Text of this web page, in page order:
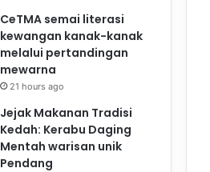
CeTMA semai literasi
kewangan kanak-kanak
melalui pertandingan
mewarna
21 hours ago
Jejak Makanan Tradisi
Kedah: Kerabu Daging
Mentah warisan unik
Pendang